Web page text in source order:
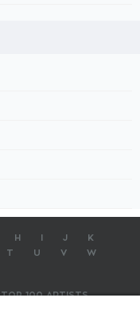
H J
K
T U V
W
TOP 100 ARTISTS